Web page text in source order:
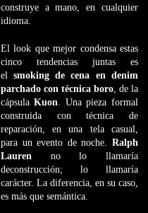
construye a mano, en cualquier
idioma.
El look que mejor condensa estas
cinco tendencias juntas es
el smoking de cena en denim
parchado con técnica boro, de la
cápsula Kuon . Una pieza formal
construida con técnica de
reparación, en una tela casual,
para un evento de noche. Ralph
Lauren no lo llamaría
deconstrucción; lo llamaría
carácter. La diferencia, en su caso,
es más que semántica.